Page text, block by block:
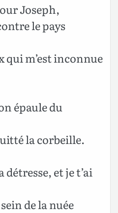
Joseph,
le pays
qui m’est inconnue
épaule du
la corbeille.
détresse, et je t’ai
de la nuée